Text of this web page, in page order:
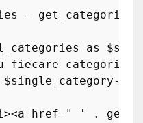
= get_categories
as
fiecare categorie,
$single_category-
href=" ' .